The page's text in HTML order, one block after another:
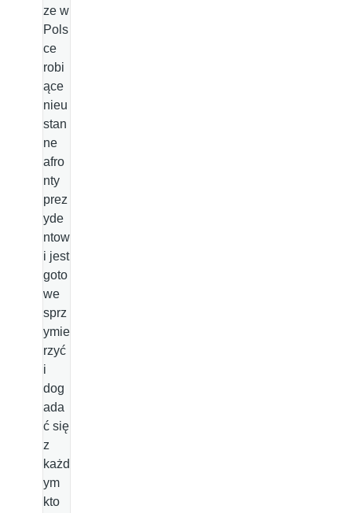
ze w
Pols
ce
robi
ące
nieu
stan
ne
afro
nty
prez
yde
ntow
i jest
goto
we
sprz
ymie
rzyć
i
dog
ada
ć się
z
każd
ym
kto